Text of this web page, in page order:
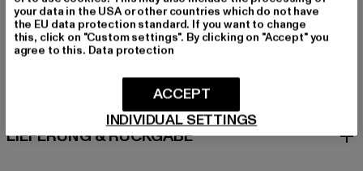
DE
GRÖSSE & PASSFORM
LIEFERUNG & RÜCKGABE
your data in the USA or other countries which do not have
the EU data protection standard. If you want to change
this, click on "Custom settings". By clicking on "Accept" you
agree to this. Data protection
INDIVIDUAL SETTINGS
ACCEPT